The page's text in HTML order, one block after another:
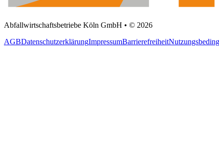
Abfallwirtschaftsbetriebe Köln GmbH • © 2026
AGBDatenschutzerklärungImpressumBarrierefreiheit